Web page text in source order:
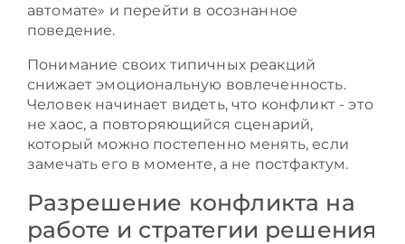
автомате» и перейти в осознанное
поведение.
Понимание своих типичных реакций
снижает эмоциональную вовлеченность.
Человек начинает видеть, что конфликт - это
не хаос, а повторяющийся сценарий,
который можно постепенно менять, если
замечать его в моменте, а не постфактум.
Разрешение конфликта на
работе и стратегии решения